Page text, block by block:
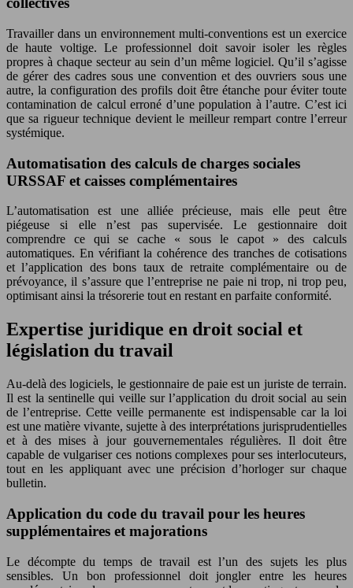
Travailler dans un environnement multi-conventions est un exercice
de haute voltige. Le professionnel doit savoir isoler les règles
propres à chaque secteur au sein d’un même logiciel. Qu’il s’agisse
de gérer des cadres sous une convention et des ouvriers sous une
autre, la configuration des profils doit être étanche pour éviter toute
contamination de calcul erroné d’une population à l’autre. C’est ici
que sa rigueur technique devient le meilleur rempart contre l’erreur
systémique.
Automatisation des calculs de charges sociales
URSSAF et caisses complémentaires
L’automatisation est une alliée précieuse, mais elle peut être
piégeuse si elle n’est pas supervisée. Le gestionnaire doit
comprendre ce qui se cache « sous le capot » des calculs
automatiques. En vérifiant la cohérence des tranches de cotisations
et l’application des bons taux de retraite complémentaire ou de
prévoyance, il s’assure que l’entreprise ne paie ni trop, ni trop peu,
optimisant ainsi la trésorerie tout en restant en parfaite conformité.
Expertise juridique en droit social et
législation du travail
Au-delà des logiciels, le gestionnaire de paie est un juriste de terrain.
Il est la sentinelle qui veille sur l’application du droit social au sein
de l’entreprise. Cette veille permanente est indispensable car la loi
est une matière vivante, sujette à des interprétations jurisprudentielles
et à des mises à jour gouvernementales régulières. Il doit être
capable de vulgariser ces notions complexes pour ses interlocuteurs,
tout en les appliquant avec une précision d’horloger sur chaque
bulletin.
Application du code du travail pour les heures
supplémentaires et majorations
Le décompte du temps de travail est l’un des sujets les plus
sensibles. Un bon professionnel doit jongler entre les heures